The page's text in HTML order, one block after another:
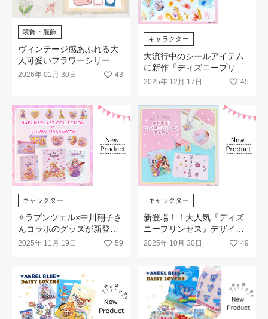
装飾・服飾
ヴィンテージ感あふれる大
人可愛いフラワーシリーズ
が登場！
2026年 01月 30日 43
キャラクター
大流行中のシールアイテム
に新作『ディズニープリン
セス』が登場！
2025年 12月 17日 45
キャラクター
✧ラプンツェル×中川翔子さ
んコラボのグッズが新登場
✧
2025年 11月 19日 59
キャラクター
新登場！！大人気『ディズ
ニープリンセス』デザイン
の新作アイテムが新発売
2025年 10月 30日 49